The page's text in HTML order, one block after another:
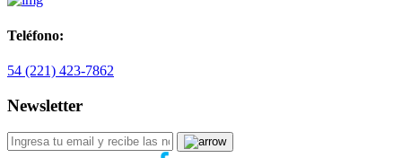
Teléfono:
54 (221) 423-7862
Newsletter